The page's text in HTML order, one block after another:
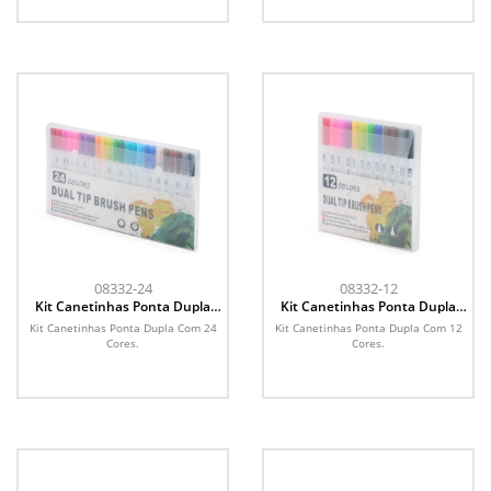
08332-24
Kit Canetinhas Ponta Dupla
Com 24 Cores
Kit Canetinhas Ponta Dupla Com 24
Cores.
08332-12
Kit Canetinhas Ponta Dupla
Com 12 Cores
Kit Canetinhas Ponta Dupla Com 12
Cores.